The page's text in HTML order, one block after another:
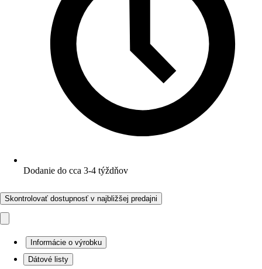
Dodanie do cca 3-4 týždňov
Skontrolovať dostupnosť v najbližšej predajni
Informácie o výrobku
Dátové listy